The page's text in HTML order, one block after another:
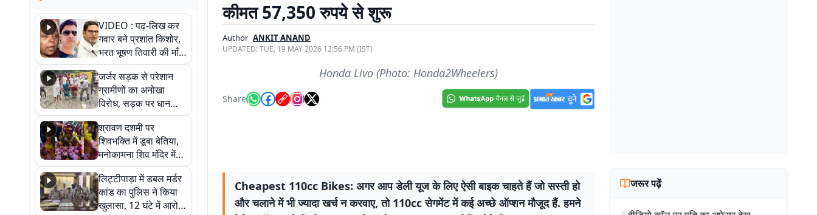
VIDEO : पढ़-लिख कर
गवार बने प्रशांत किशोर,
भरत भूषण तिवारी की माँ ने
कहा नहीं थी उम्मीद, बेटा
था तो किसी को बोलने की
नहीं थी हिम्मत
जर्जर सड़क से परेशान
ग्रामीणों का अनोखा
विरोध, सड़क पर धान
रोपकर और खाद डालकर
जताया आक्रोश
श्रावण दशमी पर
शिवभक्ति में डूबा बेतिया,
मनोकामना शिव मंदिर में
हुआ भव्य श्रृंगार
लिट्टीपाड़ा में डबल मर्डर
कांड का पुलिस ने किया
खुलासा, 12 घंटे में आरोपी
कीमत 57,350 रुपये से शुरू
Author ANKIT ANAND
UPDATED:TUE, 19 MAY 2026 12:56 PM (IST)
Honda Livo (Photo: Honda2Wheelers)
Share
Cheapest 110cc Bikes: अगर आप डेली यूज के लिए ऐसी बाइक चाहते हैं जो सस्ती हो
और चलाने में भी ज्यादा खर्च न करवाए, तो 110cc सेगमेंट में कई अच्छे ऑप्शन मौजूद हैं. हमने
जरूर पढ़ें